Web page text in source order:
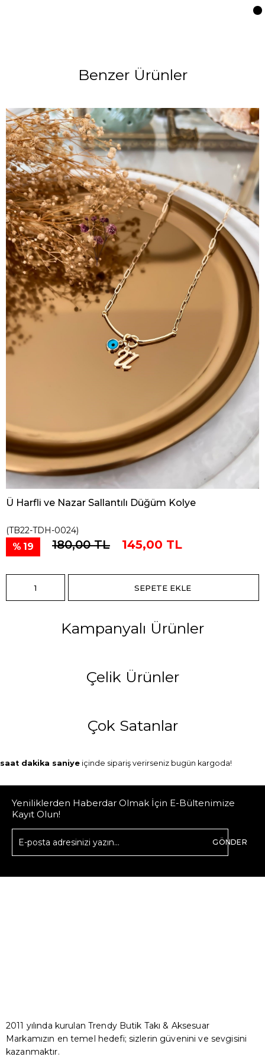
Benzer Ürünler
Ü Harfli ve Nazar Sallantılı Düğüm Kolye
(TB22-TDH-0024)
19 180,00 TL 145,00 TL
Kampanyalı Ürünler
Çelik Ürünler
Çok Satanlar
saat dakika saniye içinde sipariş verirseniz bugün kargoda!
Yeniliklerden Haberdar Olmak İçin E-Bültenimize
Kayıt Olun!
GÖNDER
2011 yılında kurulan Trendy Butik Takı & Aksesuar
Markamızın en temel hedefi; sizlerin güvenini ve sevgisini
kazanmaktır.